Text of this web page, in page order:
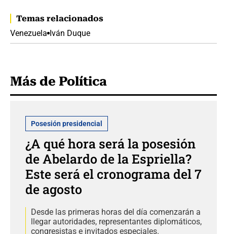
Temas relacionados
Venezuela Iván Duque
Más de Política
Posesión presidencial
¿A qué hora será la posesión
de Abelardo de la Espriella?
Este será el cronograma del 7
de agosto
Desde las primeras horas del día comenzarán a
llegar autoridades, representantes diplomáticos,
congresistas e invitados especiales.